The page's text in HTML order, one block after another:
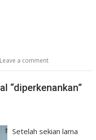
Leave a comment
“diperkenankan”
Setelah sekian lama